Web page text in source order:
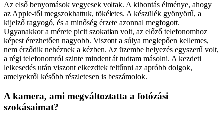
Az első benyomások vegyesek voltak. A kibontás élménye, ahogy
az Apple-től megszokhattuk, tökéletes. A készülék gyönyörű, a
kijelző ragyogó, és a minőség érzete azonnal megfogott.
Ugyanakkor a mérete picit szokatlan volt, az előző telefonomhoz
képest érezhetően nagyobb. Viszont a súlya meglepően kellemes,
nem érződik nehéznek a kézben. Az üzembe helyezés egyszerű volt,
a régi telefonomról szinte mindent át tudtam másolni. A kezdeti
lelkesedés után viszont elkezdtek feltűnni az apróbb dolgok,
amelyekről később részletesen is beszámolok.
A kamera, ami megváltoztatta a fotózási
szokásaimat?